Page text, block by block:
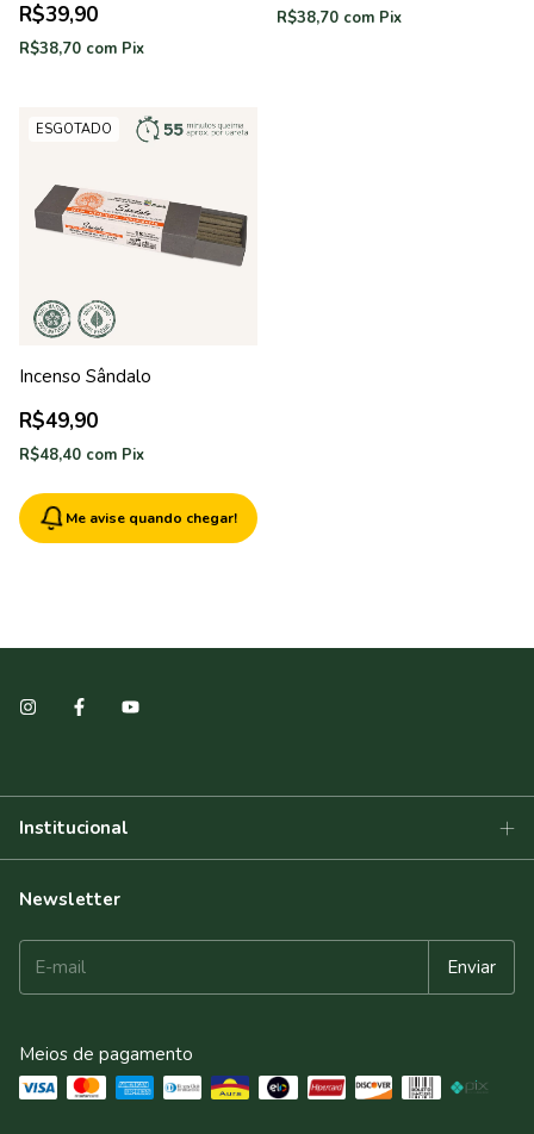
R$39,90
R$38,70 com Pix
R$38,70 com Pix
ESGOTADO
Incenso Sândalo
R$49,90
R$48,40 com Pix
Me avise quando chegar!
Institucional
Newsletter
Meios de pagamento